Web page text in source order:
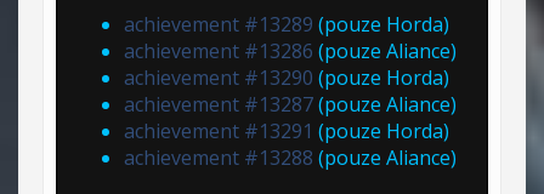
achievement #13289 (pouze Horda)
achievement #13286 (pouze Aliance)
achievement #13290 (pouze Horda)
achievement #13287(pouze Aliance)
achievement #13291 (pouze Horda)
achievement #13288 (pouze Aliance)